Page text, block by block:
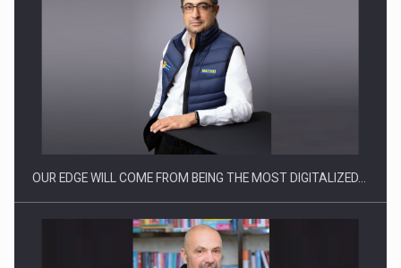
Producatorii si comerciantii care nu se supun noilor
OUR EDGE WILL COME FROM BEING THE MOST DIGITALIZED…